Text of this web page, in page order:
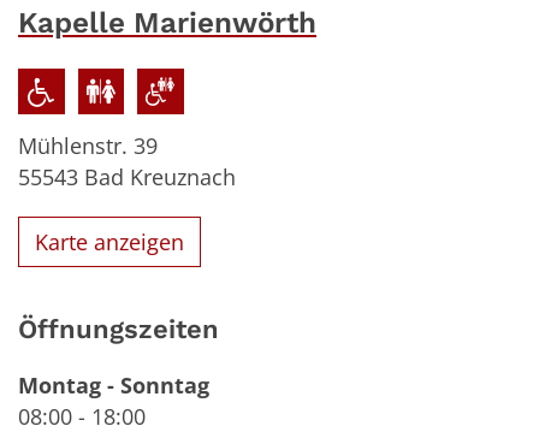
Kapelle Marienwörth
Mühlenstr. 39
55543 Bad Kreuznach
Karte anzeigen
Öffnungszeiten
Montag - Sonntag
08:00 - 18:00